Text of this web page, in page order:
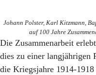
Johann Polster, Karl Kitzmann,
auf 100 Jahre
Die Zusammenarbeit
dies zu einer langjährigen
die Kriegsjahre 1914-